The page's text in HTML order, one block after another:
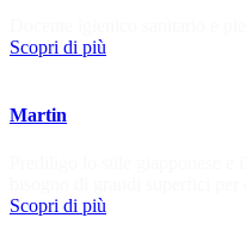
Scopri di più
Martin
Scopri di più